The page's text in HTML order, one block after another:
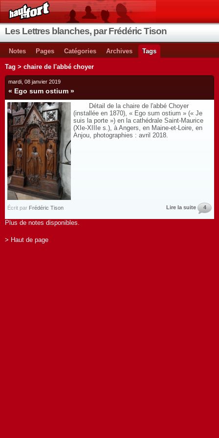
Les Lettres blanches, par Frédéric Tison
Notes Pages Catégories Archives Tags
Tag > chaire de l'abbé choyer
mardi, 08 janvier 2019
« Ego sum ostium »
Détail de la chaire de l'abbé Choyer
(installée en 1870), « Ego sum ostium » (« Je
suis la porte ») en la cathédrale Saint-Maurice
(XIe-XIIIe s.), à Angers, en Maine-et-Loire, en
Anjou, photographies : avril 2018.
Écrit par Frédéric Tison Lire la suite 4
Plus de notes disponibles.
> Haut de page